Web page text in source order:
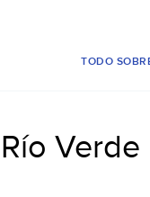
TODO
Río Verde